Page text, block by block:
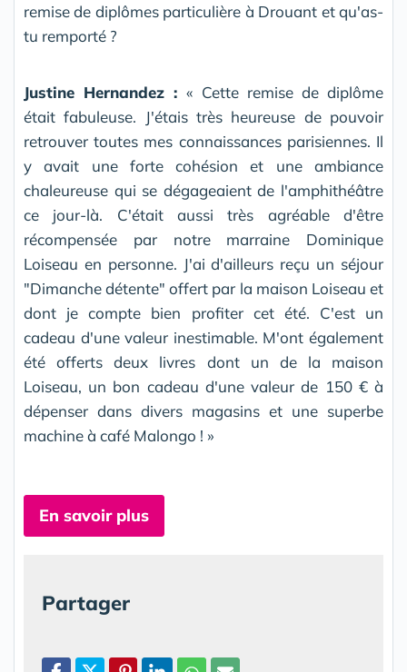
remise de diplômes particulière à Drouant et qu'as-
tu remporté ?
Justine Hernandez : « Cette remise de diplôme
était fabuleuse. J'étais très heureuse de pouvoir
retrouver toutes mes connaissances parisiennes. Il
y avait une forte cohésion et une ambiance
chaleureuse qui se dégageaient de l'amphithéâtre
ce jour-là. C'était aussi très agréable d'être
récompensée par notre marraine Dominique
Loiseau en personne. J'ai d'ailleurs reçu un séjour
"Dimanche détente" offert par la maison Loiseau et
dont je compte bien profiter cet été. C'est un
cadeau d'une valeur inestimable. M'ont également
été offerts deux livres dont un de la maison
Loiseau, un bon cadeau d'une valeur de 150 € à
dépenser dans divers magasins et une superbe
machine à café Malongo ! »
En savoir plus
Partager